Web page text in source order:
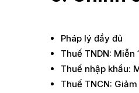
Pháp lý đầy đủ
Thuế TNDN:
Thuế nhập khẩu:
Thuế TNCN: